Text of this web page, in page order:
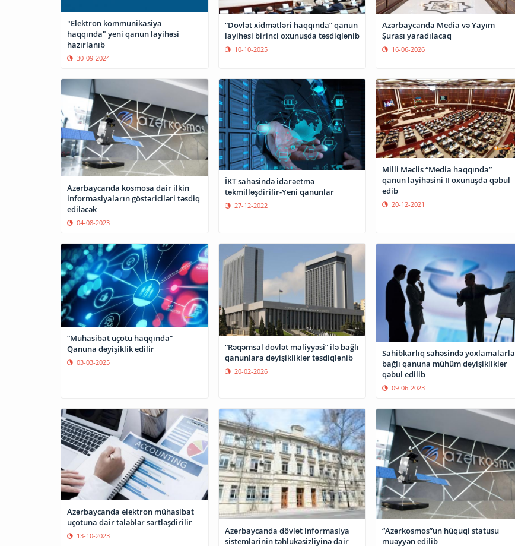
"Elektron kommunikasiya
haqqında" yeni qanun layihəsi
hazırlanıb
30-09-2024
“Dövlət xidmətləri haqqında” qanun
layihəsi birinci oxunuşda təsdiqlənib
10-10-2025
Azərbaycanda Media və Yayım
Şurası yaradılacaq
16-06-2026
Azərbaycanda kosmosa dair ilkin
informasiyaların göstəriciləri təsdiq
ediləcək
04-08-2023
İKT sahəsində idarəetmə
təkmilləşdirilir-Yeni qanunlar
27-12-2022
Milli Məclis “Media haqqında”
qanun layihəsini II oxunuşda qəbul
edib
20-12-2021
“Mühasibat uçotu haqqında”
Qanuna dəyişiklik edilir
03-03-2025
“Rəqəmsal dövlət maliyyəsi” ilə bağlı
qanunlara dəyişikliklər təsdiqlənib
20-02-2026
Sahibkarlıq sahəsində yoxlamalarla
bağlı qanuna mühüm dəyişikliklər
qəbul edilib
09-06-2023
Azərbaycanda elektron mühasibat
uçotuna dair tələblər sərtləşdirilir
13-10-2023
Azərbaycanda dövlət informasiya
sistemlərinin təhlükəsizliyinə dair
“Azərkosmos”un hüquqi statusu
müəyyən edilib